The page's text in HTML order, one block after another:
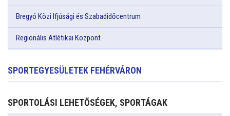
Bregyó Közi Ifjúsági és Szabadidőcentrum
Regionális Atlétikai Központ
SPORTEGYESÜLETEK FEHÉRVÁRON
SPORTOLÁSI LEHETŐSÉGEK, SPORTÁGAK